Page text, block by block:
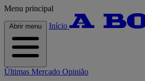
Menu principal
Abrir menu Início
Últimas Mercado Opinião